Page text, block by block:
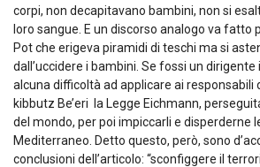
corpi, non decapitavano bambini, non si
loro sangue. E un discorso analogo va fatto
Pot che erigeva piramidi di teschi ma si
dall’uccidere i bambini. Se fossi un
alcuna difficoltà ad applicare ai responsabili
kibbutz Be’eri la Legge Eichmann,
del mondo, per poi impiccarli e disperderne
Mediterraneo. Detto questo, però, sono
conclusioni dell’articolo: “sconfiggere il